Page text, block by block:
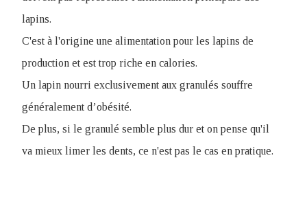
lapins.
C'est à l'origine une alimentation pour les lapins de
production et est trop riche en calories.
Un lapin nourri exclusivement aux granulés souffre
généralement d’obésité.
De plus, si le granulé semble plus dur et on pense qu'il
va mieux limer les dents, ce n'est pas le cas en pratique.